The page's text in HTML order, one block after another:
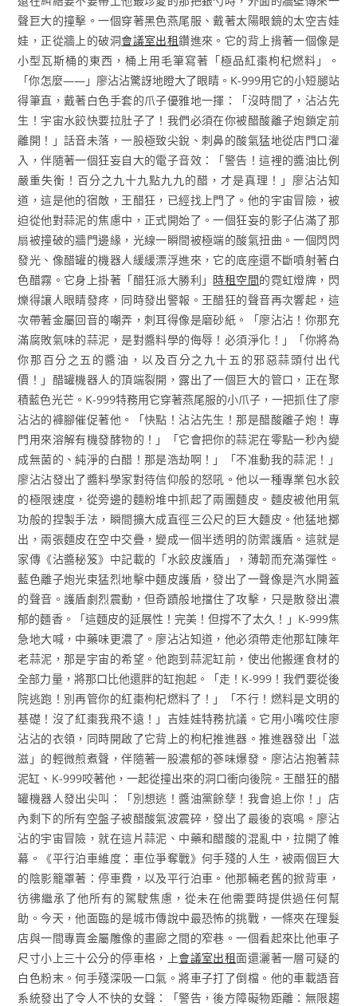
聲巨大的撞擊。一個穿著黑色燕尾服、戴著太陽眼鏡的太空吉娃
娃，正從牆上的破洞會議室出租鑽進來。它的背上揹著一個像是
小型瓦斯桶的東西，桶上用毛筆寫著「極品紅棗枸杞燃料」。
「你怎麼——」廖沾沾驚訝地瞪大了眼睛。K-999用它的小短腿站
得筆直，戴著白色手套的爪子優雅地一揮：「沒時間了，沾沾先
生！宇宙水餃快要拉肚子了！我們必須在你被醋酸離子炮鎖定前
離開！」話音未落，一股極致尖銳、刺鼻的酸氣猛地從店門口灌
入，伴隨著一個狂妄自大的電子音效：「警告！這裡的醬油比例
嚴重失衡！百分之九十九點九九的醋，才是真理！」廖沾沾知
道，這是他的宿敵，王醋狂，已經找上門了。他的宇宙冒險，被
迫從他對蒜泥的焦慮中，正式開始了。一個狂妄的影子佔滿了那
扇被撞破的牆門邊緣，光線一瞬間被極端的酸氣扭曲。一個閃閃
發光、像醋罐的機器人緩緩漂浮進來，它的底座還不斷噴射著白
色醋霧。它身上掛著「醋狂派大勝利」 時租空間的霓虹燈牌，閃
爍得讓人眼睛發疼，同時發出警報。王醋狂的聲音再次響起，這
次帶著金屬回音的嘲弄，刺耳得像是磨砂紙。「廖沾沾！你那充
滿腐敗氣味的蒜泥，是對醬料學的侮辱！必須淨化！」「你將為
你那百分之五的醬油，以及百分之九十五的邪惡蒜頭付出代
價！」醋罐機器人的頂端裂開，露出了一個巨大的管口，正在聚
積藍色光芒。K-999特務用它穿著燕尾服的小爪子，一把抓住了廖
沾沾的褲腳催促著他。「快點！沾沾先生！那是醋酸離子炮！專
門用來溶解有機發酵物的！」「它會把你的蒜泥在零點一秒內變
成無菌的、純淨的白醋！那是浩劫啊！」「不准動我的蒜泥！」
廖沾沾發出了醬料學家對待信仰般的怒吼。他以一種專業包水餃
的極限速度，從旁邊的麵粉堆中抓起了兩團麵皮。麵皮被他用氣
功般的捏製手法，瞬間擴大成直徑三公尺的巨大麵皮。他猛地擲
出，兩張麵皮在空中交疊，變成一個半透明的防禦護盾。這就是
家傳《沾醬秘笈》中記載的「水餃皮護盾」，薄韌而充滿彈性。
藍色離子炮光束猛烈地擊中麵皮護盾，發出了一聲像是汽水開蓋
的聲音。護盾劇烈震動，但奇蹟般地擋住了攻擊，只是散發出濃
郁的麵香。「這麵皮的延展性！完美！但撐不了太久！」K-999焦
急地大喊，中藥味更濃了。廖沾沾知道，他必須帶走他那缸陳年
老蒜泥，那是宇宙的希望。他跑到蒜泥缸前，使出他搬運食材的
全部力量，將那口比他還胖的缸抱起。「走！K-999！我們要從後
院逃跑！別再管你的紅棗枸杞燃料了！」「不行！燃料是文明的
基礎！沒了紅棗我飛不遠！」吉娃娃特務抗議。它用小嘴咬住廖
沾沾的衣領，同時開啟了它背上的枸杞推進器。推進器發出「滋
滋」的輕微煎煮聲，伴隨著一股濃郁的蔘味爆發。廖沾沾抱著蒜
泥缸、K-999咬著他，一起從撞出來的洞口衝向後院。王醋狂的醋
罐機器人發出尖叫：「別想逃！醬油黨餘孽！我會追上你！」店
內剩下的所有空盤子被醋酸氣波震碎，發出了最後的哀鳴。廖沾
沾的宇宙冒險，就在這片蒜泥、中藥和醋酸的混亂中，拉開了帷
幕。《平行泊車維度：車位爭奪戰》何手殘的人生，被兩個巨大
的陰影籠罩著：停車費，以及平行泊車。他那輛老舊的掀背車，
彷彿繼承了他所有的駕駛焦慮，從未在他需要時提供過任何幫
助。今天，他面臨的是城市傳說中最恐怖的挑戰，一條夾在理髮
店與一間專賣金屬雕像的畫廊之間的窄巷。一個看起來比他車子
尺寸小上三十公分的停車格，上會議室出租面還灑著一層可疑的
白色粉末。何手殘深吸一口氣。將車子打了倒檔。他的車載語音
系統發出了令人不快的女聲：「警告，後方障礙物距離：無限趨